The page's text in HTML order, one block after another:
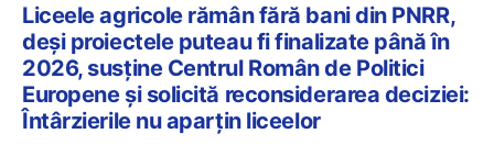
Liceele agricole rămân fără bani din PNRR,
deși proiectele puteau fi finalizate până în
2026, susține Centrul Român de Politici
Europene și solicită reconsiderarea deciziei:
Întârzierile nu aparțin liceelor